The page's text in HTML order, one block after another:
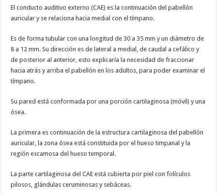
El conducto auditivo externo (CAE) es la continuación del pabellón
auricular y se relaciona hacia medial con el tímpano.
Es de forma tubular con una longitud de 30 a 35 mm y un diámetro de
8 a 12 mm. Su dirección es de lateral a medial, de caudal a cefálico y
de posterior al anterior, esto explicaría la necesidad de fraccionar
hacia atrás y arriba el pabellón en los adultos, para poder examinar el
tímpano.
Su pared está conformada por una porción cartilaginosa (móvil) y una
ósea.
La primera es continuación de la estructura cartilaginosa del pabellón
auricular, la zona ósea está constituida por el hueso timpanal y la
región escamosa del hueso temporal.
La parte cartilaginosa del CAE está cubierta por piel con folículos
pilosos, glándulas ceruminosas y sebáceas.